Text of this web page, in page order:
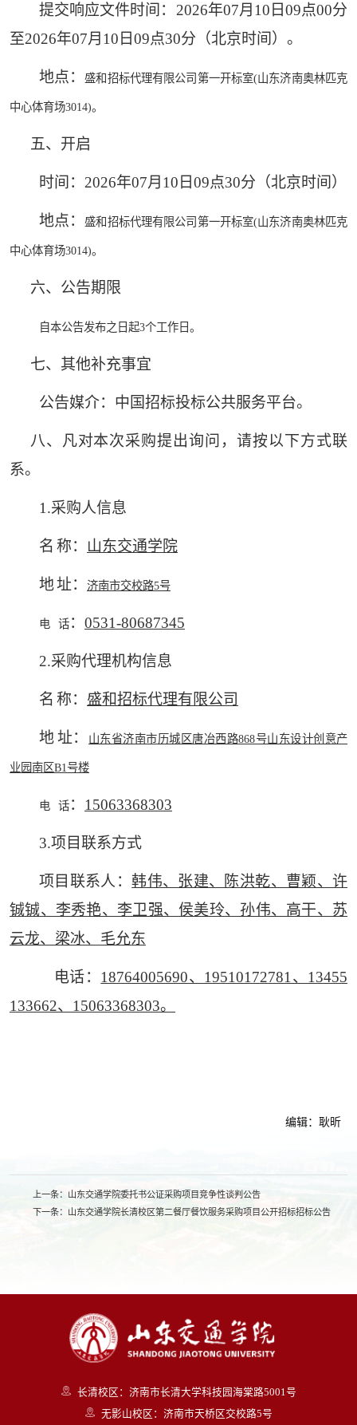
提交响应文件时间： 2026年07月 10 日09点00分
至2026年07月 10 日09点30分（北京时间）。
地点：盛和招标代理有限公司第一开标室(山东济南奥林匹克
中心体育场3014)。
五、开启
时间： 2026年07月 10 日09点30分（北京时间）
地点：盛和招标代理有限公司第一开标室(山东济南奥林匹克
中心体育场3014)。
六、公告期限
自本公告发布之日起3个工作日。
七、其他补充事宜
公告媒介：中国招标投标公共服务平台。
八、凡对本次采购提出询问，请按以下方式联
系。
1.采购人信息
名 称： 山东交通学院
地址： 济南市交校路5号
电 话： 0531-80687345
2.采购代理机构信息
名 称： 盛和招标代理有限公司
地址： 山东省济南市历城区唐冶西路868号山东设计创意产
业园南区B1号楼
电 话： 15063368303
3.项目联系方式
项目联系人：韩伟、张建、陈洪乾、曹颖、许
铖铖、李秀艳、李卫强、侯美玲、孙伟、高干、苏
云龙、梁冰、毛允东
电话： 18764005690、19510172781、13455
133662、15063368303。
编辑：耿昕
上一条：
山东交通学院委托书公证采购项目竞争性谈判公告
下一条：
山东交通学院长清校区第二餐厅餐饮服务采购项目公开招标招标公告
长清校区：济南市长清大学科技园海棠路5001号
无影山校区：济南市天桥区交校路5号